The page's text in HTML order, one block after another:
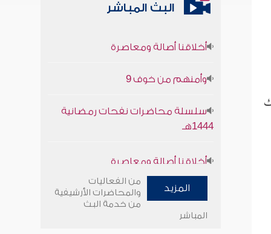
البث المباشر
1444هـ
سلسلة محاضرات نفحات رمضانية
1444هـ
المزيد
من الفعاليات
والمحاضرات الأرشيفية
من خدمة البث
المباشر